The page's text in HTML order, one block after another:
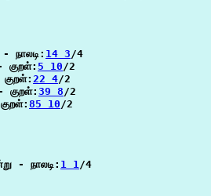
நாலடி: 14 3/4
குறள்: 5 10/2
22 4/2
குறள்: 39 8/2
85 10/2
- நாலடி: 1 1/4